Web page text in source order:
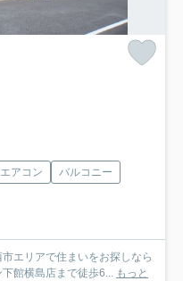
エアコン
バルコニー
エリアで住まいをお探しなら
館横島店まで徒歩6...
もっと